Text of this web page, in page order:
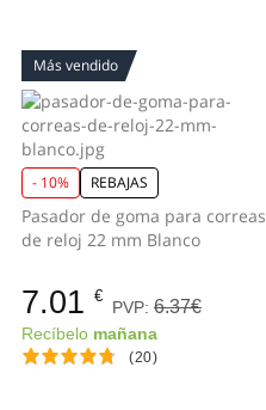
Más vendido
- 10% REBAJAS
Pasador de goma para correas
de reloj 22 mm Blanco
7.01 €
PVP:6.37€
Recíbelo mañana
(20)